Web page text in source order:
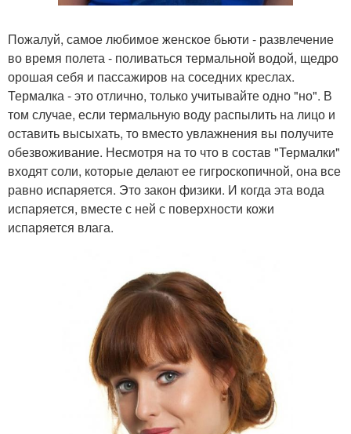
Пожалуй, самое любимое женское бьюти - развлечение
во время полета - поливаться термальной водой, щедро
орошая себя и пассажиров на соседних креслах.
Термалка - это отлично, только учитывайте одно "но". В
том случае, если термальную воду распылить на лицо и
оставить высыхать, то вместо увлажнения вы получите
обезвоживание. Несмотря на то что в состав "Термалки"
входят соли, которые делают ее гигроскопичной, она все
равно испаряется. Это закон физики. И когда эта вода
испаряется, вместе с ней с поверхности кожи
испаряется влага.